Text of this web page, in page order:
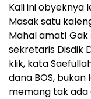
Kali ini obyeknya
Masak satu
Mahal amat! Gak
sekretaris Disdik
klik, kata
dana BOS, bukan
memang tak ada